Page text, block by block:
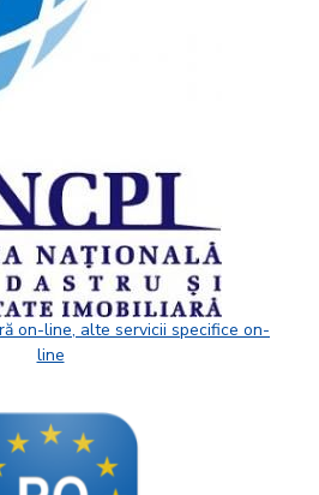
on-line, alte servicii specifice on-
line